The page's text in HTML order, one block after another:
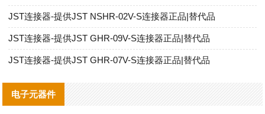
JST连接器-提供JST NSHR-02V-S连接器正品|替代品
JST连接器-提供JST GHR-09V-S连接器正品|替代品
JST连接器-提供JST GHR-07V-S连接器正品|替代品
电子元器件